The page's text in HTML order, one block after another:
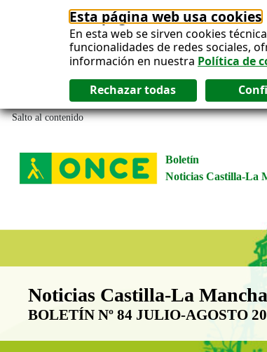
Esta página web usa cookies
En esta web se sirven cookies
funcionalidades de redes sociales,
información en nuestra Política de
Salto al contenido
Boletín
Noticias Castilla-La
Boletín Noticias Castilla-La
Noticias Castilla-La Mancha
BOLETÍN Nº 84 JULIO-AGOSTO